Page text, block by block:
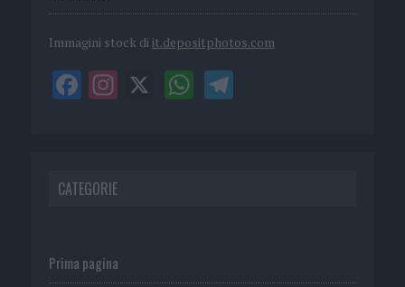
Immagini stock di it.depositphotos.com
CATEGORIE
Prima pagina